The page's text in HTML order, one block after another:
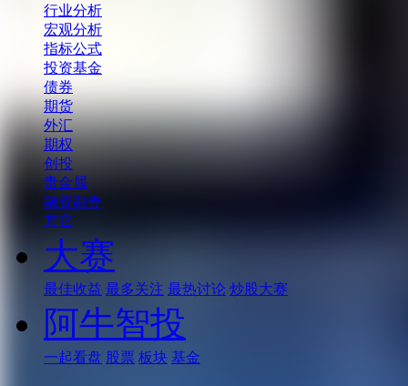
行业分析
宏观分析
指标公式
投资基金
债券
期货
外汇
期权
创投
贵金属
融资融券
其它
大赛
最佳收益 最多关注 最热讨论 炒股大赛
阿牛智投
一起看盘 股票 板块 基金